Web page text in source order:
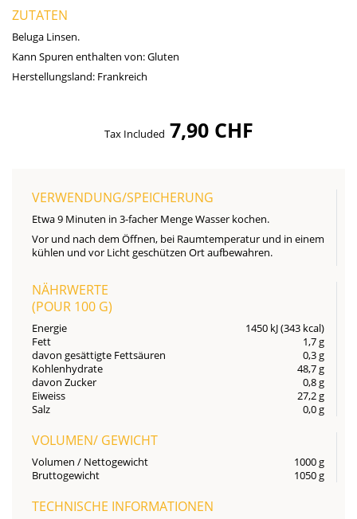
ZUTATEN
Beluga Linsen.
Kann Spuren enthalten von:Gluten
Herstellungsland: Frankreich
Tax Included 7,90 CHF
VERWENDUNG/SPEICHERUNG
Etwa 9 Minuten in 3-facher Menge Wasser kochen.
Vor und nach dem Öffnen, bei Raumtemperatur und in einem
kühlen und vor Licht geschützen Ort aufbewahren.
NÄHRWERTE
(POUR 100 G)
Energie
1450 kJ (343 kcal)
Fett
1,7 g
davon gesättigte Fettsäuren
0,3 g
Kohlenhydrate
48,7 g
davon Zucker
0,8 g
Eiweiss
27,2 g
Salz
0,0 g
VOLUMEN/ GEWICHT
Volumen / Nettogewicht
1000 g
Bruttogewicht
1050 g
TECHNISCHE INFORMATIONEN